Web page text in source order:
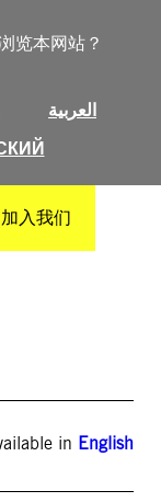
览本网站？
العربية
加入我们
in English